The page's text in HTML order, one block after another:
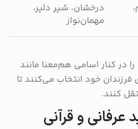
درخشان، شیر دلیر،
مهمان‌نواز
در کنار اسامی هم‌معنا مانند
خود انتخاب می‌کنند تا
کنند.
و قرآنی